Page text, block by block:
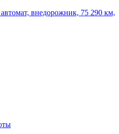
внедорожник, 75 290 км,